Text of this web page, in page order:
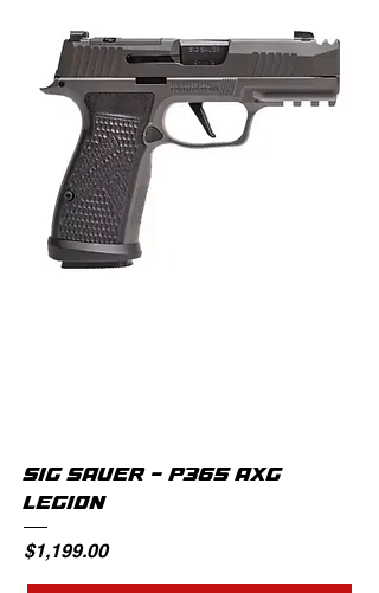
SIG SAUER - P365 AXG
LEGION
Price
$1,199.00